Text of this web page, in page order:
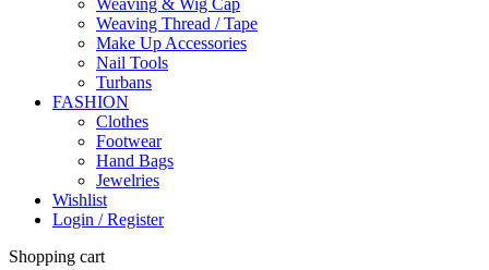
Weaving & Wig Cap
Weaving Thread / Tape
Make Up Accessories
Nail Tools
Turbans
FASHION
Clothes
Footwear
Hand Bags
Jewelries
Wishlist
Login / Register
Shopping cart